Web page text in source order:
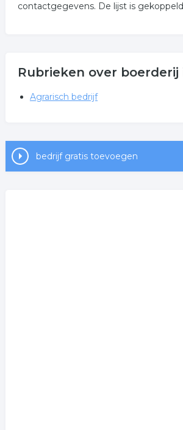
contactgegevens. De lijst is
Rubrieken over boerderij
Agrarisch bedrijf
bedrijf gratis toevoegen